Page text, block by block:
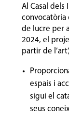
Al Casal dels
convocatòria
de lucre per
2024, el
partir de
espais i
sigui el
seus